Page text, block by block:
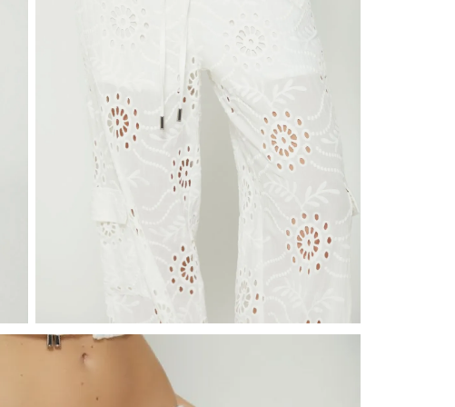
Otros:
En